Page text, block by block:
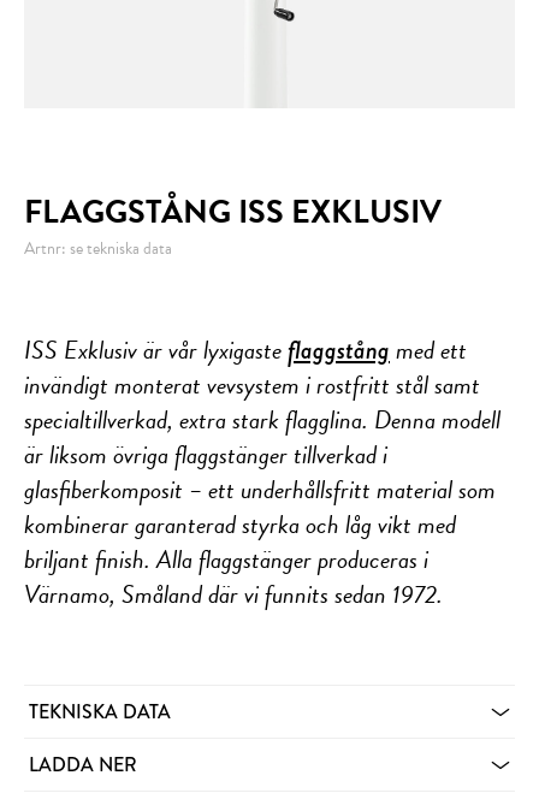
FLAGGSTÅNG ISS EXKLUSIV
Artnr: se tekniska data
ISS Exklusiv är vår lyxigasteflaggstång med ett
invändigt monterat vevsystem i rostfritt stål samt
specialtillverkad, extra stark flagglina. Denna modell
är liksom övriga flaggstänger tillverkad i
glasfiberkomposit – ett underhållsfritt material som
kombinerar garanterad styrka och låg vikt med
briljant finish. Alla flaggstänger produceras i
Värnamo, Småland där vi funnits sedan 1972.
TEKNISKA DATA
LADDA NER